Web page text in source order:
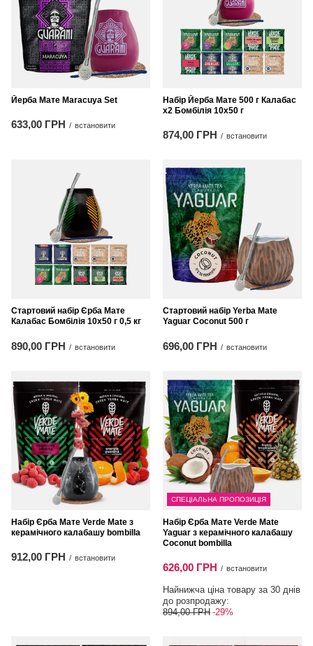
Йерба Мате Maracuya Set
633,00 ГРН / встановити
Набір Йерба Мате 500 г Калабас
x2 Бомбілія 10x50 г
874,00 ГРН / встановити
Стартовий набір Єрба Мате
Калабас Бомбілія 10x50 г 0,5 кг
890,00 ГРН / встановити
Стартовий набір Yerba Mate
Yaguar Coconut 500 г
696,00 ГРН / встановити
Набір Єрба Мате Verde Mate з
керамічного калабашу bombilla
912,00 ГРН / встановити
СПЕЦІАЛЬНА ПРОПОЗИЦІЯ
Набір Єрба Мате Verde Mate
Yaguar з керамічного калабашу
Coconut bombilla
626,00 ГРН / встановити
Найнижча ціна товару за 30 днів
до розпродажу:
894,00 ГРН -29%